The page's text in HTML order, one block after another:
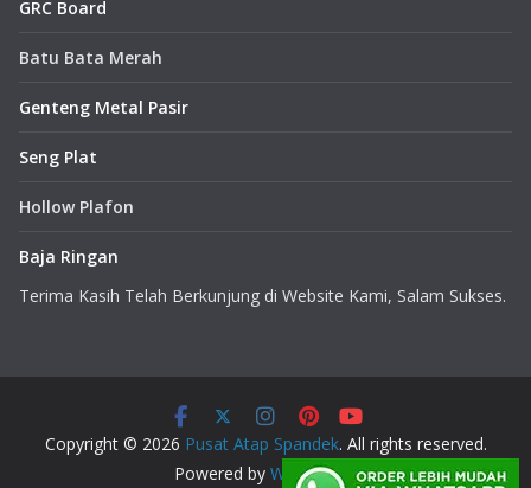
GRC Board
Batu Bata Merah
Genteng Metal Pasir
Seng Plat
Hollow Plafon
Baja Ringan
Terima Kasih Telah Berkunjung di Website Kami, Salam Sukses.
Copyright © 2026 Pusat Atap Spandek. All rights reserved.
Powered by WordPress .